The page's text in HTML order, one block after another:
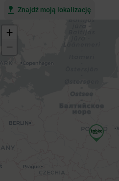
Znajdź moją lokalizację
+